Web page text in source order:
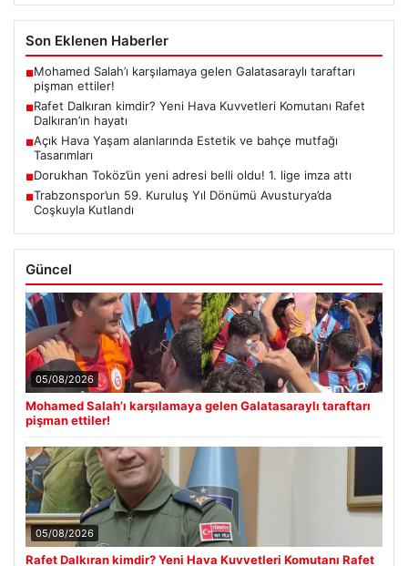
Son Eklenen Haberler
■Mohamed Salah’ı karşılamaya gelen Galatasaraylı taraftarı
pişman ettiler!
■Rafet Dalkıran kimdir? Yeni Hava Kuvvetleri Komutanı Rafet
Dalkıran’ın hayatı
■Açık Hava Yaşam alanlarında Estetik ve bahçe mutfağı
Tasarımları
■Dorukhan Toköz’ün yeni adresi belli oldu! 1. lige imza attı
■Trabzonspor’un 59. Kuruluş Yıl Dönümü Avusturya’da
Coşkuyla Kutlandı
Güncel
05/08/2026
Mohamed Salah’ı karşılamaya gelen Galatasaraylı taraftarı
pişman ettiler!
05/08/2026
Rafet Dalkıran kimdir? Yeni Hava Kuvvetleri Komutanı Rafet